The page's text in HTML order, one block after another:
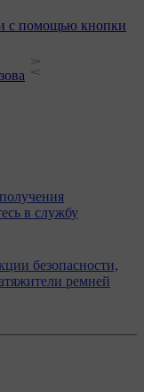
в службу
безопасности,
ремней
с помощью кнопки